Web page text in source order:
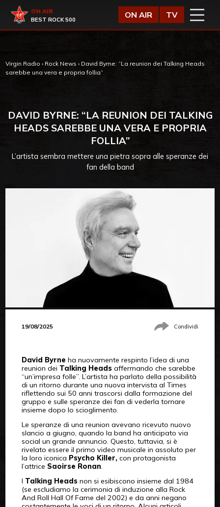
Virgin Radio
ON AIR
BEST ROCK 500
ON AIR TV
Virgin Radio › Rock News › David Byrne: “La reunion dei Talking Heads
sarebbe una vera e propria follia”
DAVID BYRNE: “LA REUNION DEI TALKING
HEADS SAREBBE UNA VERA E PROPRIA
FOLLIA”
L’artista sembra mettere una pietra sopra alle speranze dei
fan della band
19/08/2025 Condividi
David Byrne ha nuovamente respinto l’idea di una
reunion dei Talking Headsaffermando che sarebbe
“un’impresa folle”. L’artista ha parlato della possibilità
di un ritorno durante una nuova intervista al Times
riflettendo sui 50 anni trascorsi dalla formazione del
gruppo e sulle speranze dei fan di vederla tornare
insieme dopo lo scioglimento.
Le speranze di una reunion avevano ricevuto nuovo
slancio a giugno, quando la band ha anticipato via
social un grande annuncio. Questo, tuttavia, si è
rivelato essere il primo video musicale in assoluto per
la loro iconica Psycho Killer,con protagonista
l’attrice Saoirse Ronan.
I Talking Headsnon si esibiscono insieme dal 1984
(se escludiamo la cerimonia di induzione alla Rock
And Roll Hall Of Fame del 2002) e da anni negano